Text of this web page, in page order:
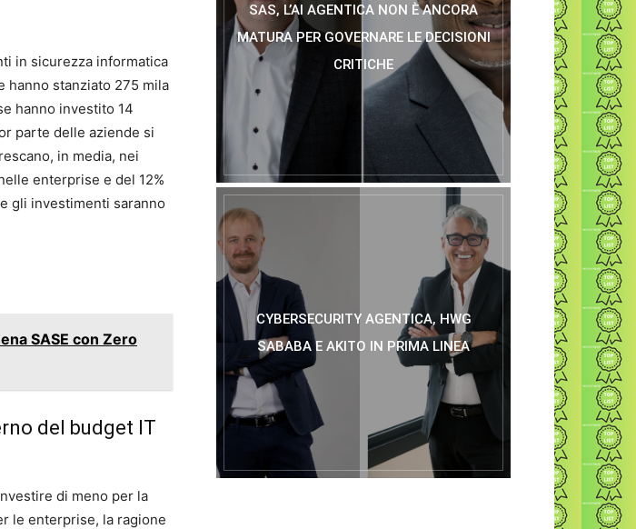
in sicurezza informatica
hanno stanziato 275 mila
hanno investito 14
parte delle aziende si
in media, nei
enterprise e del 12%
gli investimenti saranno
SASE con Zero
del budget IT
di meno per la
le enterprise, la ragione
SAS, L’AI AGENTICA NON È ANCORA
MATURA PER GOVERNARE LE DECISIONI
CRITICHE
CYBERSECURITY AGENTICA, HWG
SABABA E AKITO IN PRIMA LINEA